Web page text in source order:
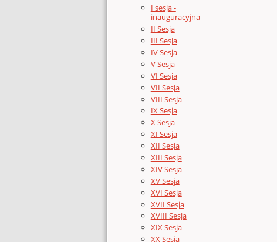
I sesja -
inauguracyjna
II Sesja
III Sesja
IV Sesja
V Sesja
VI Sesja
VII Sesja
VIII Sesja
IX Sesja
X Sesja
XI Sesja
XII Sesja
XIII Sesja
XIV Sesja
XV Sesja
XVI Sesja
XVII Sesja
XVIII Sesja
XIX Sesja
XX Sesja